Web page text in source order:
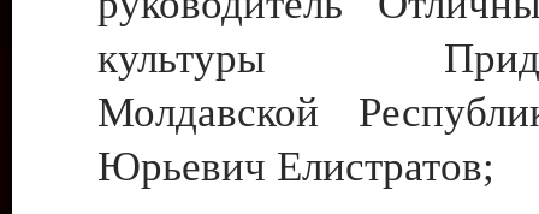
культуры
Молдавской
Юрьевич Елистратов;